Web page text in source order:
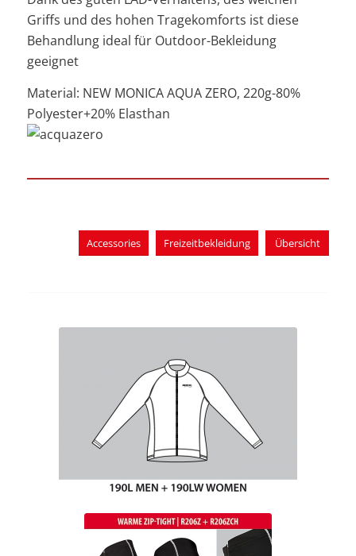
Griffs und des hohen Tragekomforts ist diese
Behandlung ideal für Outdoor-Bekleidung
geeignet
Material: NEW MONICA AQUA ZERO, 220g-80%
Polyester+20% Elasthan
Accessories Freizeitbekleidung Übersicht